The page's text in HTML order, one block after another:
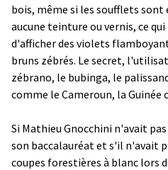
bois, même si les soufflets sont
aucune teinture ou vernis, ce
d'afficher des violets
bruns zébrés. Le secret,
zébrano, le bubinga, le
comme le Cameroun, la Guinée
Si Mathieu Gnocchini n'avait
son baccalauréat et s'il n'avait
coupes forestières à blanc lors